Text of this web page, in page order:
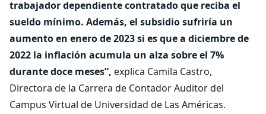
trabajador dependiente contratado que reciba el
sueldo mínimo. Además, el subsidio sufriría un
aumento en enero de 2023 si es que a diciembre de
2022 la inflación acumula un alza sobre el 7%
durante doce meses”, explica Camila Castro,
Directora de la Carrera de Contador Auditor del
Campus Virtual de Universidad de Las Américas.